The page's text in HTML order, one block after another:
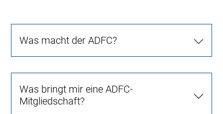
Was macht der ADFC?
Was bringt mir eine ADFC-
Mitgliedschaft?